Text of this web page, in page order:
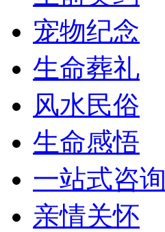
宠物纪念
生命葬礼
风水民俗
生命感悟
一站式咨询
亲情关怀